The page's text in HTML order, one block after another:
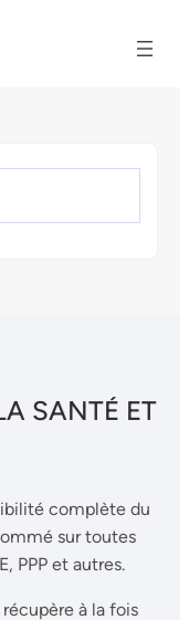
SANTÉ ET
complète du
sur toutes
PPP et autres.
à la fois